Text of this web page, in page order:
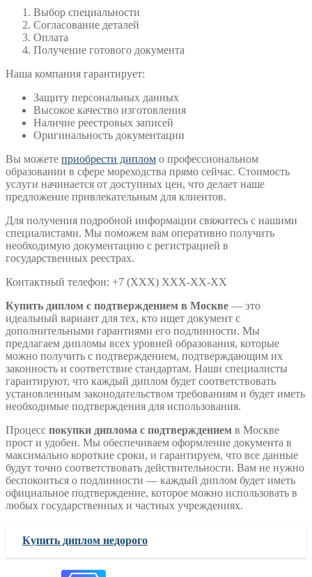
Выбор специальности
Согласование деталей
Оплата
Получение готового документа
Наша компания гарантирует:
Защиту персональных данных
Высокое качество изготовления
Наличие реестровых записей
Оригинальность документации
Вы можете приобрести диплом о профессиональном
образовании в сфере мореходства прямо сейчас. Стоимость
услуги начинается от доступных цен, что делает наше
предложение привлекательным для клиентов.
Для получения подробной информации свяжитесь с нашими
специалистами. Мы поможем вам оперативно получить
необходимую документацию с регистрацией в
государственных реестрах.
Контактный телефон: +7 (ХХХ) ХХХ-ХХ-ХХ
Купить диплом с подтверждением в Москве — это
идеальный вариант для тех, кто ищет документ с
дополнительными гарантиями его подлинности. Мы
предлагаем дипломы всех уровней образования, которые
можно получить с подтверждением, подтверждающим их
законность и соответствие стандартам. Наши специалисты
гарантируют, что каждый диплом будет соответствовать
установленным законодательством требованиям и будет иметь
необходимые подтверждения для использования.
Процесс покупки диплома с подтверждением в Москве
прост и удобен. Мы обеспечиваем оформление документа в
максимально короткие сроки, и гарантируем, что все данные
будут точно соответствовать действительности. Вам не нужно
беспокоиться о подлинности — каждый диплом будет иметь
официальное подтверждение, которое можно использовать в
любых государственных и частных учреждениях.
Купить диплом недорого